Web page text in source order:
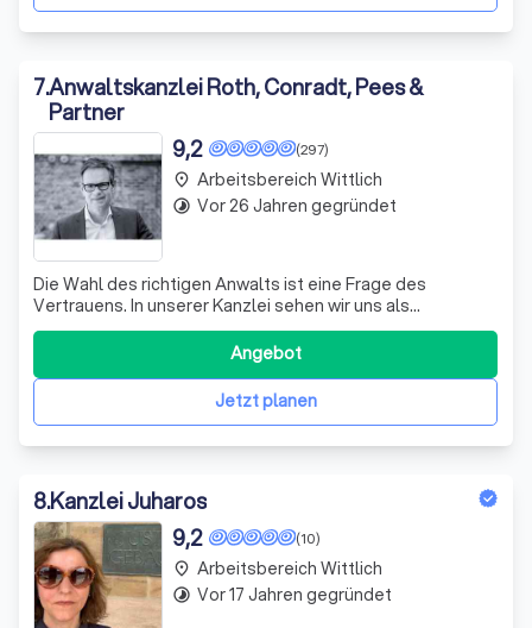
7.Anwaltskanzlei Roth, Conradt, Pees &
Partner
(297)
9,2
Die Wahl des richtigen Anwalts ist eine Frage des
Vertrauens. In unserer Kanzlei sehen wir uns als
kompetente Rechtsdienstleister, die sich Ihrem
juristischen Anliegen mit größter Sorgfalt widmen. Unser
Beruf ist das Recht, unser Dienst gilt dem Mandanten und
unsere Leistung dient der Durchsetzung I
Jetzt planen
Angebot
place Arbeitsbereich Wittlich
timelapse Vor 26 Jahren gegründet
8.Kanzlei Juharos
(10)
9,2
place Arbeitsbereich Wittlich
timelapse Vor 17 Jahren gegründet